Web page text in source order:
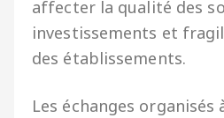
affecter la qualité des
investissements et
des établissements.
Les échanges organisés